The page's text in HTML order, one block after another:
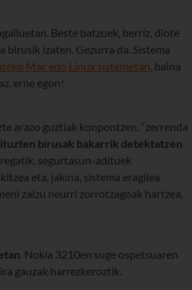
Beste batzuek, berriz, diote
izaten. Gezurra da. Sistema
Mac edo Linux sistemetan, baina
erne egon!
arazo guztiak konpontzen, “zerrenda
birusak bakarrik detektatzen
segurtasun-adituek
eta, jakina, sistema eragilea
zaizu neurri zorrotzagoak hartzea,
. Nokia 3210en suge ospetsuaren
gauzak harrezkeroztik.